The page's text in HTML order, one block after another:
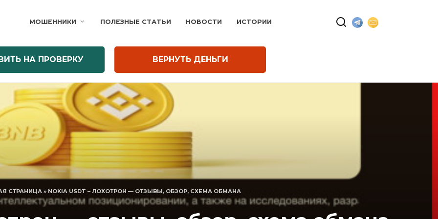
МОШЕННИКИ ПОЛЕЗНЫЕ СТАТЬИ НОВОСТИ ИСТОРИИ
НА ПРОВЕРКУ ВЕРНУТЬ ДЕНЬГИ
СТРАНИЦА » NOKIA USDT – ЛОХОТРОН — ОТЗЫВЫ, ОБЗОР, СХЕМА ОБМАНА